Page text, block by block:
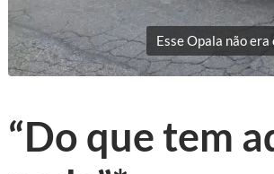
Esse Opala não
“Do que tem